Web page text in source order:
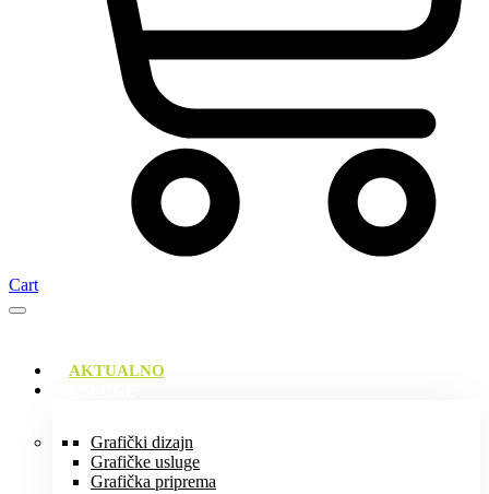
Cart
AKTUALNO
Grafički dizajn
Grafičke usluge
Grafička priprema